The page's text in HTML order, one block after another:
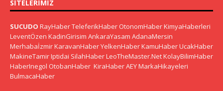
SITELERIMIZ
SUCUDO RayHaberTeleferikHaber OtonomHaberKimyaHaberleri
LeventÖzen KadinGirisim AnkaraYasam AdanaMersin
MerhabaİzmirKaravanHaberYelkenHaberKamuHaberUcakHaber
MakineTamirIptidai SilahHaberLeoTheMaster.NetKolayBilimHaber
HaberInegol OtobanHaber KiraHaberAEYMarkaHikayeleri
BulmacaHaber